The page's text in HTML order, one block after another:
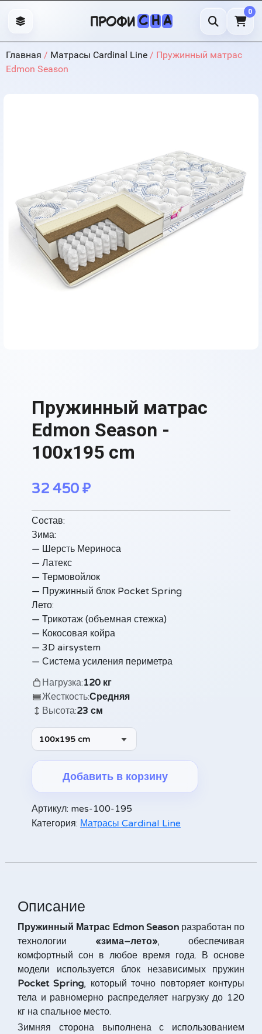
профи С Н А
0
Главная / Матрасы Cardinal Line / Пружинный матрас
Edmon Season
Пружинный матрас
Edmon Season -
100x195 cm
32 450 ₽
Состав:
Зима:
— Шерсть Мериноса
— Латекс
— Термовойлок
— Пружинный блок Pocket Spring
Лето:
— Трикотаж (объемная стежка)
— Кокосовая койра
— 3D airsystem
— Система усиления периметра
Нагрузка:120 кг
Жесткость:Средняя
Высота:23 см
100x195 cm
Добавить в корзину
Артикул: mes-100-195
Категория: Матрасы Cardinal Line
Описание
Пружинный Матрас Edmon Season разработан по
технологии «зима–лето», обеспечивая
комфортный сон в любое время года. В основе
модели используется блок независимых пружин
Pocket Spring, который точно повторяет контуры
тела и равномерно распределяет нагрузку до 120
кг на спальное место.
Зимняя сторона выполнена с использованием